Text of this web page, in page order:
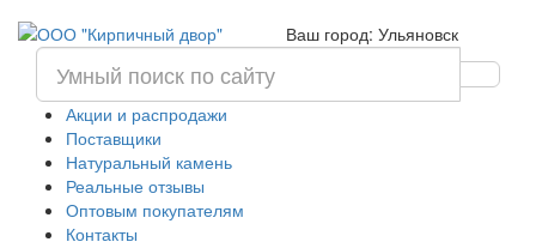
Ваш город: Ульяновск
Акции и распродажи
Поставщики
Натуральный камень
Реальные отзывы
Оптовым покупателям
Контакты